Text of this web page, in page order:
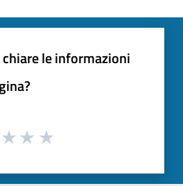
le informazioni